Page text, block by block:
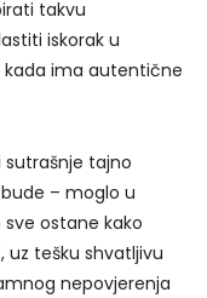
takvu
iskorak u
kada ima autentične
sutrašnje tajno
– moglo u
ostane kako
uz tešku shvatljivu
nepovjerenja